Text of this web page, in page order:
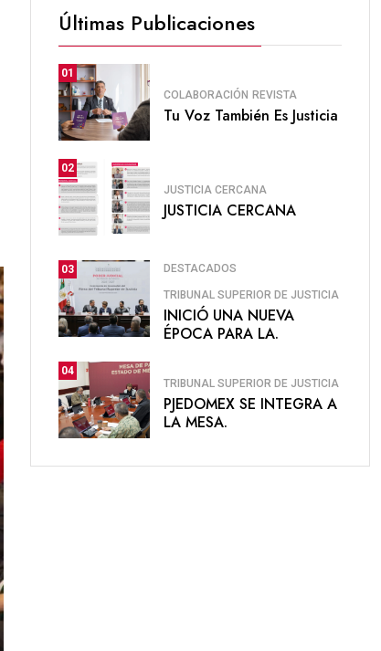
Últimas Publicaciones
01
COLABORACIÓN REVISTA
Tu Voz También Es Justicia
02
JUSTICIA CERCANA
JUSTICIA CERCANA
03 DESTACADOS
TRIBUNAL SUPERIOR DE JUSTICIA
INICIÓ UNA NUEVA
ÉPOCA PARA LA.
04
TRIBUNAL SUPERIOR DE JUSTICIA
PJEDOMEX SE INTEGRA A
LA MESA.